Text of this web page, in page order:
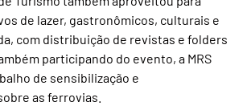
de lazer, gastronômicos, culturais e
com distribuição de revistas e folders
participando do evento, a MRS
de sensibilização e
as ferrovias.